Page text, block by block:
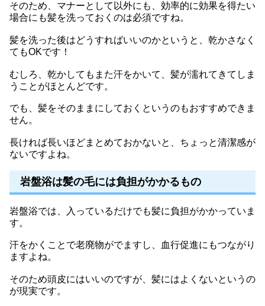
そのため、マナーとして以外にも、効率的に効果を得たい
場合にも髪を洗っておくのは必須ですね。
髪を洗った後はどうすればいいのかというと、乾かさなく
てもOKです！
むしろ、乾かしてもまた汗をかいて、髪が濡れてきてしま
うことがほとんどです。
でも、髪をそのままにしておくというのもおすすめできま
せん。
長ければ長いほどまとめておかないと、ちょっと清潔感が
ないですよね。
岩盤浴は髪の毛には負担がかかるもの
岩盤浴では、入っているだけでも髪に負担がかかっていま
す。
汗をかくことで老廃物がでますし、血行促進にもつながり
ますよね。
そのため頭皮にはいいのですが、髪にはよくないというの
が現実です。